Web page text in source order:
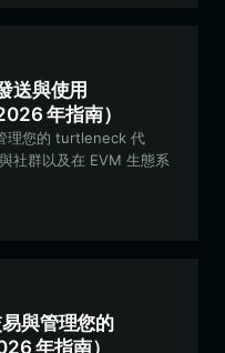
送與使用
年指南）
理您的 turtleneck 代
社群以及在 EVM 生態系
與管理您的
年指南）